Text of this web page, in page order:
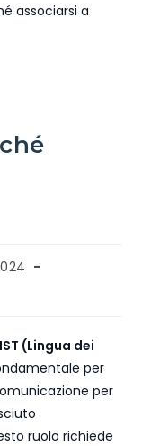
(Lingua dei
per
per
ruolo richiede